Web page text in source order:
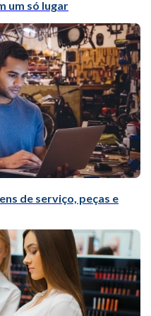
um só lugar
de serviço, peças e